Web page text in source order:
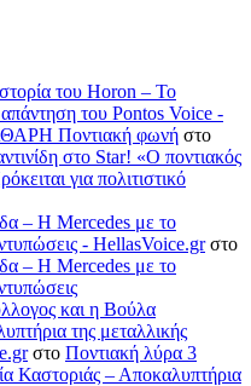
του Horon – Το
απάντηση του Pontos Voice -
Ποντιακή φωνή στο
στο Star! «Ο ποντιακός
για πολιτιστικό
– Η Mercedes με το
- HellasVoice.grστο
– Η Mercedes με το
και η Βούλα
της μεταλλικής
στο Ποντιακή λύρα 3
Καστοριάς – Αποκαλυπτήρια